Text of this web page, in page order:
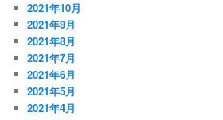
2021年10月
2021年9月
2021年8月
2021年7月
2021年6月
2021年5月
2021年4月